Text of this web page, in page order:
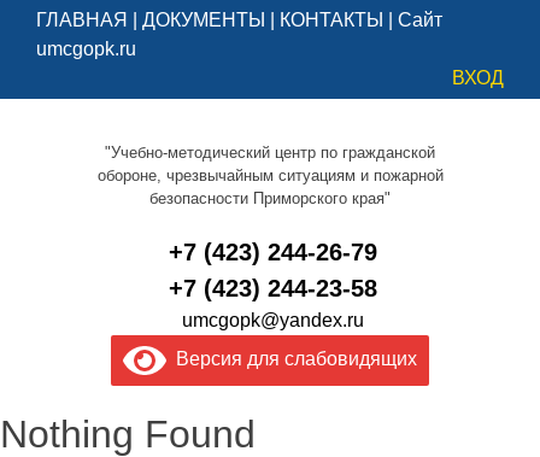
ГЛАВНАЯ ДОКУМЕНТЫ КОНТАКТЫ
Сайт
umcgopk.ru
ВХОД
"Учебно-методический центр по гражданской
обороне, чрезвычайным ситуациям и пожарной
безопасности Приморского края"
+7 (423) 244-26-79
+7 (423) 244-23-58
umcgopk@yandex.ru
Версия для слабовидящих
Nothing Found